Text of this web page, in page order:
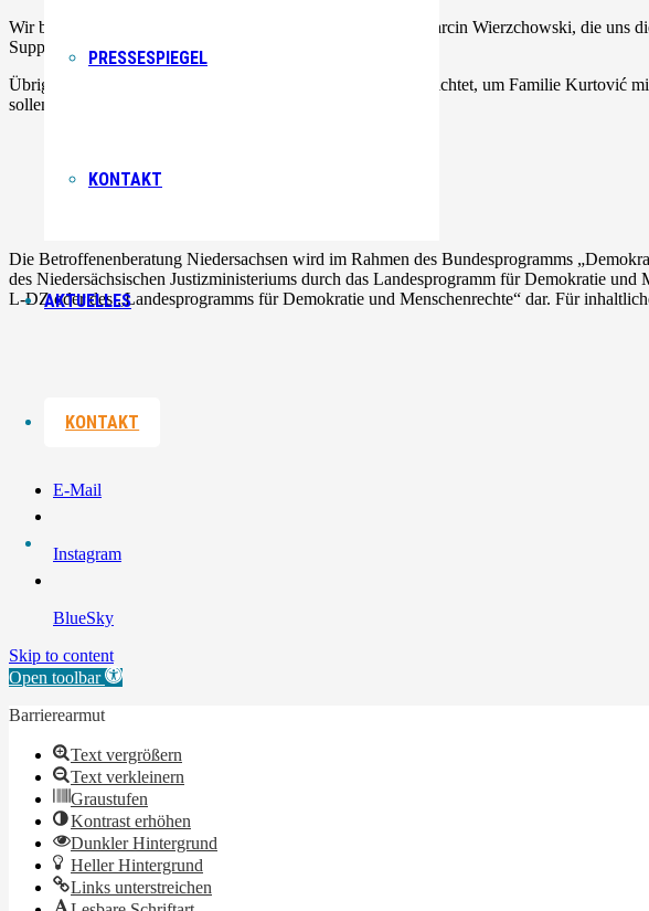
PRESSESPIEGEL
KONTAKT
AKTUELLES
KONTAKT
Wir bedanken uns in erster Linie bei Familie Kurtovi
ć und Marcin Wierzchowski, die uns
Support unserer kleinen Jubiläumsveranstaltung
Übrigens: Bei
wurde ein Spendenpool eingerichtet, um Familie Kurtović
sollen.
Die Betroffenenberatung Niedersachsen wird im Rahmen des Bundesprogramms
des Niedersächsischen Justizministeriums durch das Landesprogramm für Demokratie
L-DZ oder des „Landesprogramms für Demokratie und Menschenrechte“ dar. Für
E-Mail
Instagram
BlueSky
Skip to content
Open toolbar
Barrierearmut
Text vergrößern
Text verkleinern
Graustufen
Kontrast erhöhen
Dunkler Hintergrund
Heller Hintergrund
Links unterstreichen